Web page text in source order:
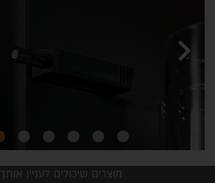
chevron_right
מוצרים שיכולים לעניין אותך